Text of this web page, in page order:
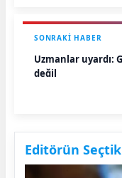
SONRAKI HABER
Uzmanlar uyardı:
değil
Editörün